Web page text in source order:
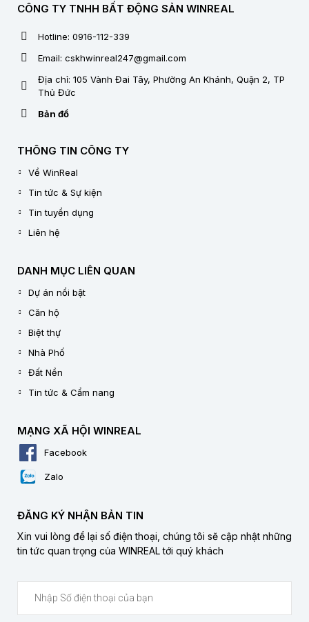
CÔNG TY TNHH BẤT ĐỘNG SẢN WINREAL
Hotline: 0916-112-339
Email: cskhwinreal247@gmail.com
Địa chỉ: 105 Vành Đai Tây, Phường An Khánh, Quận 2, TP
Thủ Đức
Bản đồ
THÔNG TIN CÔNG TY
Về WinReal
Tin tức & Sự kiện
Tin tuyển dụng
Liên hệ
DANH MỤC LIÊN QUAN
Dự án nổi bật
Căn hộ
Biệt thự
Nhà Phố
Đất Nền
Tin tức & Cẩm nang
MẠNG XÃ HỘI WINREAL
Facebook
Zalo
ĐĂNG KÝ NHẬN BẢN TIN
Xin vui lòng để lại số điện thoại, chúng tôi sẽ cập nhật những
tin tức quan trọng của WINREAL tới quý khách